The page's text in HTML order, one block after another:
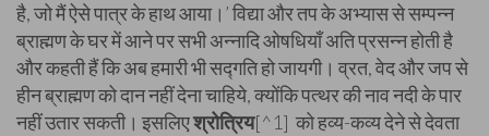
है, जो मैं ऐसे पात्र के हाथ आया।’ विद्या और तप के अभ्यास से सम्पन्न
ब्राह्मण के घर में आने पर सभी अन्नादि ओषधियाँ अति प्रसन्न होती है
और कहती हैं कि अब हमारी भी सद्गति हो जायगी। व्रत, वेद और जप से
हीन ब्राह्मण को दान नहीं देना चाहिये, क्योंकि पत्थर की नाव नदी के पार
नहीं उतार सकती। इसलिएश्रोत्रिय[^1] को हव्य-कव्य देने से देवता